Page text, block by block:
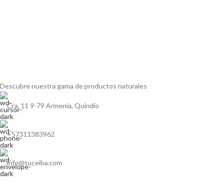
Descubre nuestra gama deproductos naturales
Cra. 11 9-79 Armenia, Quindío
+57311383962
info@tuceiba.com